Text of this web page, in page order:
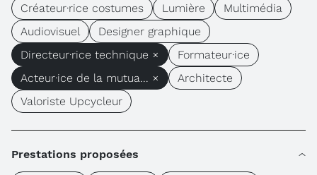
Créateur·rice costumes
Lumière
Multimédia
Audiovisuel
Designer graphique
Directeur·rice technique ×
Formateur·ice
Acteur·ice de la mutua... ×
Architecte
Valoriste Upcycleur
Prestations proposées